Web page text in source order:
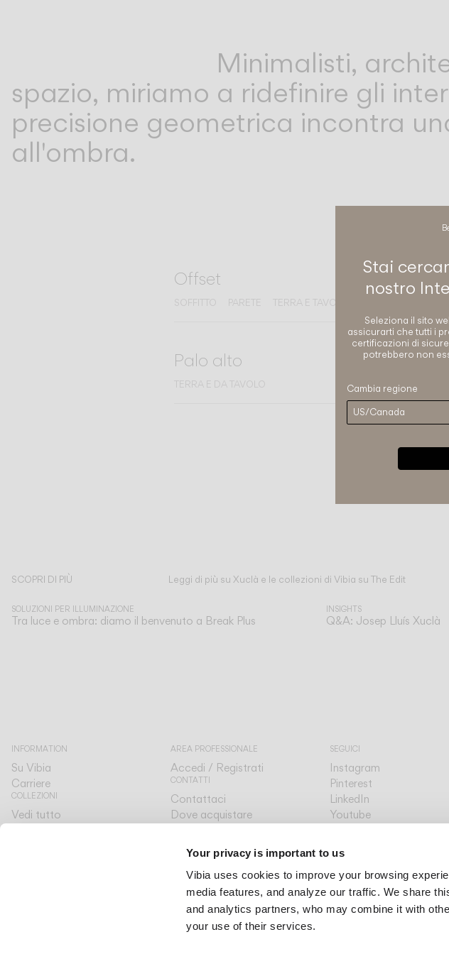
Your privacy is important to us
Vibia uses cookies to improve your browsing
media features, and analyze our traffic. We share
and analytics partners, who may combine it with
your use of their services.
Minimalisti,
spazio, miriamo a ridefinire gli
precisione geometrica incontra
all'ombra.
Offset
SOFFITTO PARETE TERRA E TAVOLO
Palo alto
TERRA E DA TAVOLO
Set
PARETE
SCOPRI DI PIÙ Leggi di più su Xuclà e le collezioni di Vibia su The Edit
SOLUZIONI PER ILLUMINAZIONE
Tra luce e ombra: diamo il benvenuto a Break Plus
INSIGHTS
Q&A: Josep Lluís Xuclà
INFORMATION
Su Vibia
Carriere
COLLEZIONI
Vedi tutto
AREA PROFESSIONALE
Accedi / Registrati
CONTATTI
Contattaci
Dove acquistare
Al tuo fianco
SEGUICI
Instagram
Pinterest
LinkedIn
Youtube
Archdaily
Archello
Archiproducts
Architonic
Stai
nostro
Seleziona il sito
assicurarti che tutti i
certificazioni di
potrebbero non
Cambia regione